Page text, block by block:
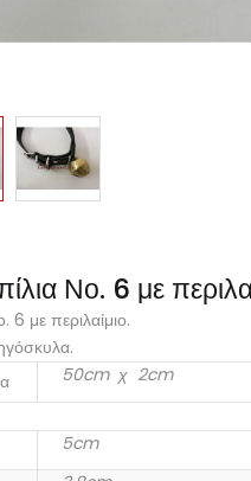
Νο. 6 με
6 με περιλαίμιο.
50cm χ 2cm
5cm